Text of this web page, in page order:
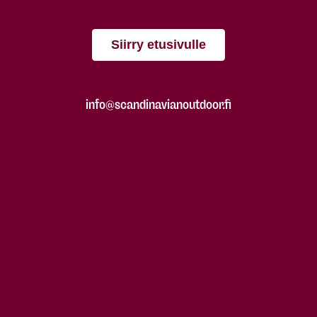
Siirry etusivulle
info@scandinavianoutdoor.fi